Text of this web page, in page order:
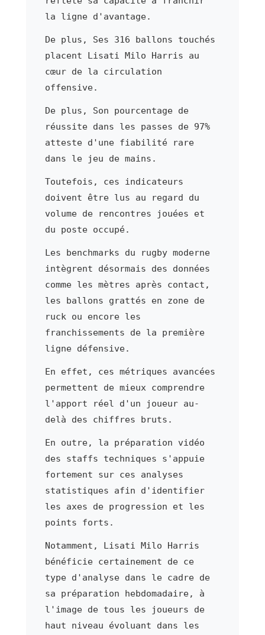
la ligne d'avantage.
De plus, Ses 316 ballons touchés
placent Lisati Milo Harris au
cœur de la circulation
offensive.
De plus, Son pourcentage de
réussite dans les passes de 97%
atteste d'une fiabilité rare
dans le jeu de mains.
Toutefois, ces indicateurs
doivent être lus au regard du
volume de rencontres jouées et
du poste occupé.
Les benchmarks du rugby moderne
intègrent désormais des données
comme les mètres après contact,
les ballons grattés en zone de
ruck ou encore les
franchissements de la première
ligne défensive.
En effet, ces métriques avancées
permettent de mieux comprendre
l'apport réel d'un joueur au-
delà des chiffres bruts.
En outre, la préparation vidéo
des staffs techniques s'appuie
fortement sur ces analyses
statistiques afin d'identifier
les axes de progression et les
points forts.
Notamment, Lisati Milo Harris
bénéficie certainement de ce
type d'analyse dans le cadre de
sa préparation hebdomadaire, à
l'image de tous les joueurs de
haut niveau évoluant dans les